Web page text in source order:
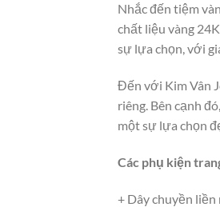
Nhắc đến tiệm
chất liệu vàng
sự lựa chọn, với
Đến với Kim Vân
riêng. Bên cạnh
một sự lựa chọn
Các phụ kiện
+ Dây chuyền liền